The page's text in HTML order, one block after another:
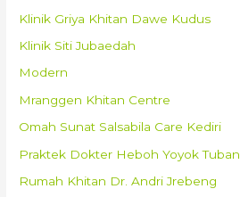
Klinik Griya Khitan Dawe Kudus
Klinik Siti Jubaedah
Modern
Mranggen Khitan Centre
Omah Sunat Salsabila Care Kediri
Praktek Dokter Heboh Yoyok Tuban
Rumah Khitan Dr. Andri Jrebeng